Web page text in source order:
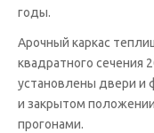
годы.
Арочный каркас
квадратного сечения
установлены двери и
и закрытом
прогонами.